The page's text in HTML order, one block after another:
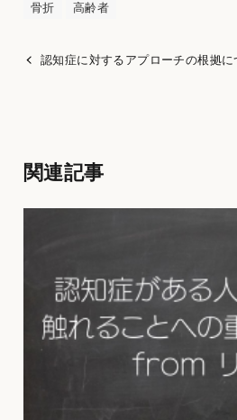
骨折
高齢者
認知症に対するアプローチの根拠に
関連記事